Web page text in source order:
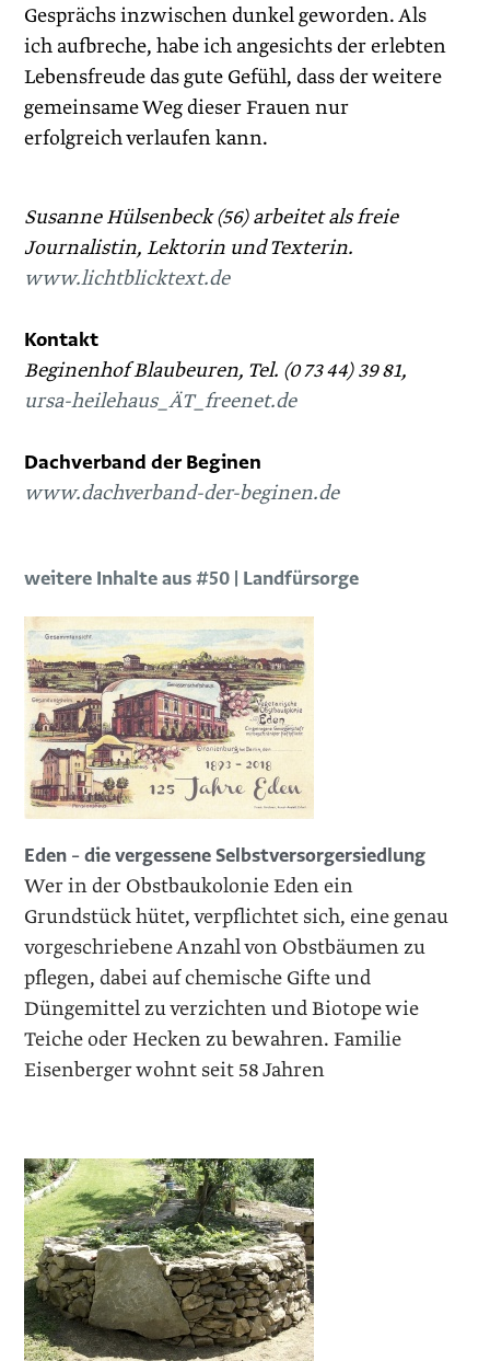
Gesprächs inzwischen dunkel geworden. Als
ich aufbreche, habe ich angesichts der erlebten
Lebensfreude das gute Gefühl, dass der weitere
gemeinsame Weg dieser Frauen nur
erfolgreich verlaufen kann.
Susanne Hülsenbeck (56) arbeitet als freie
Journalistin, Lektorin und Texterin.
www.lichtblicktext.de
Kontakt
Beginenhof Blaubeuren, Tel. (0 73 44) 39 81,
ursa-heilehaus_ÄT_freenet.de
Dachverband der Beginen
www.dachverband-der-beginen.de
weitere Inhalte aus #50 | Landfürsorge
Eden – die vergessene Selbstversorgersiedlung
Wer in der Obstbaukolonie Eden ein
Grundstück hütet, verpflichtet sich, eine genau
vorgeschriebene Anzahl von Obstbäumen zu
pflegen, dabei auf chemische Gifte und
Düngemittel zu verzichten und Biotope wie
Teiche oder Hecken zu bewahren. Familie
Eisenberger wohnt seit 58 Jahren